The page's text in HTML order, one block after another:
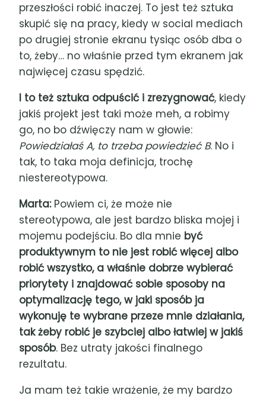
przeszłości robić inaczej. To jest też sztuka
skupić się na pracy, kiedy w social mediach
po drugiej stronie ekranu tysiąc osób dba o
to, żeby… no właśnie przed tym ekranem jak
najwięcej czasu spędzić.
I to też sztuka odpuścić i zrezygnować, kiedy
jakiś projekt jest taki może meh, a robimy
go, no bo dźwięczy nam w głowie:
Powiedziałaś A, to trzeba powiedzieć B. No i
tak, to taka moja definicja, trochę
niestereotypowa.
Marta: Powiem ci, że może nie
stereotypowa, ale jest bardzo bliska mojej i
mojemu podejściu. Bo dla mnie być
produktywnym to nie jest robić więcej albo
robić wszystko, a właśnie dobrze wybierać
priorytety i znajdować sobie sposoby na
optymalizację tego, w jaki sposób ja
wykonuję te wybrane przeze mnie działania,
tak żeby robić je szybciej albo łatwiej w jakiś
sposób. Bez utraty jakości finalnego
rezultatu.
Ja mam też takie wrażenie, że my bardzo